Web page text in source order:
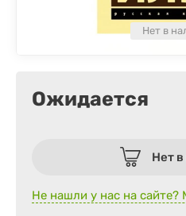
Нет в
Ожидается
Нет
Не нашли у нас на сайте?